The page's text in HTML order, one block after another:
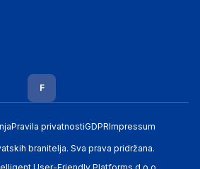
F
Pravila privatnostiGDPRImpressum
branitelja. Sva prava pridržana.